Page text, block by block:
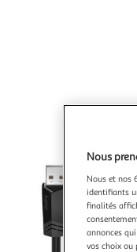
Nous
Nous et nos
identifiants
finalités
annonces
vos choix ou